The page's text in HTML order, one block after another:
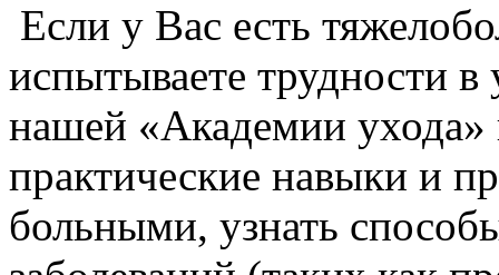
Если у Вас есть
испытываете трудности
нашей «Академии
практические навыки и
больными, узнать